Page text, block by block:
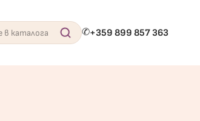
✆+359 899 857 363